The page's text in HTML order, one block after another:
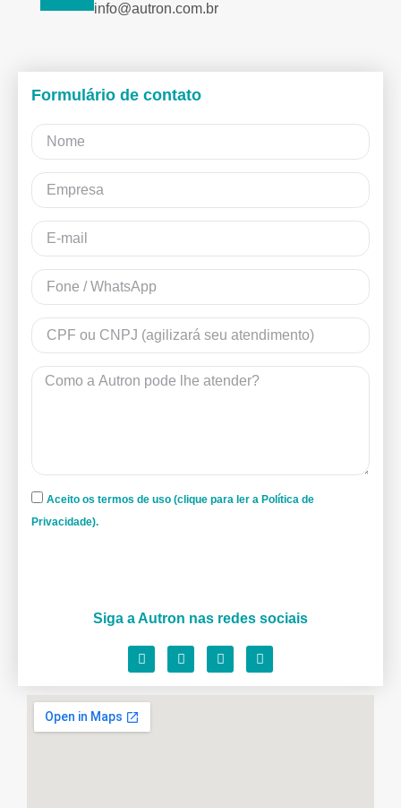
info@autron.com.br
Formulário de contato
Aceito os termos de uso (clique para ler a Política de
Privacidade).
Siga a Autron nas redes sociais